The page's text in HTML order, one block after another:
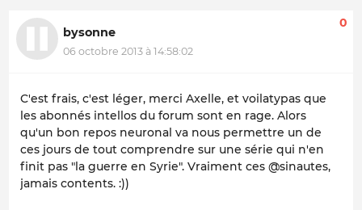
bysonne
06 octobre 2013 à 14:58:02
0
C'est frais, c'est léger, merci Axelle, et voilatypas que
les abonnés intellos du forum sont en rage. Alors
qu'un bon repos neuronal va nous permettre un de
ces jours de tout comprendre sur une série qui n'en
finit pas "la guerre en Syrie". Vraiment ces @sinautes,
jamais contents. :))